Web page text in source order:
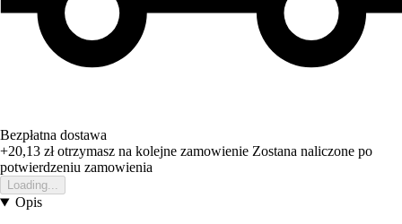
Bezpłatna dostawa
+20,13 złotrzymasz na kolejne zamowienie Zostana naliczone po
potwierdzeniu zamowienia
Loading...
Opis